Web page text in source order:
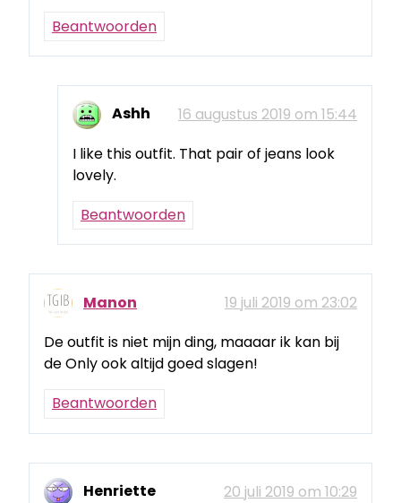
Beantwoorden
Ashh
16 augustus 2019 om 15:44
I like this outfit. That pair of jeans look
lovely.
Beantwoorden
Manon
19 juli 2019 om 23:02
De outfit is niet mijn ding, maaaar ik kan bij
de Only ook altijd goed slagen!
Beantwoorden
Henriette
20 juli 2019 om 10:29